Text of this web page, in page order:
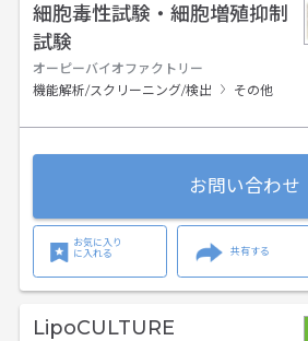
細胞毒性試験・細胞増殖抑制
試験
オーピーバイオファクトリー
機能解析/スクリーニング/検出
その他
お問い合わせ
お気に入り
に入れる
共有する
LipoCULTURE